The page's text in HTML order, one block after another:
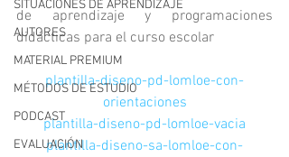
SITUACIONES DE APRENDIZAJE
AUTORES
MATERIAL PREMIUM
MÉTODOS DE ESTUDIO
PODCAST
EVALUACIÓN
de aprendizaje y programaciones
didácticas para el curso escolar
plantilla-diseno-pd-lomloe-con-
orientaciones
plantilla-diseno-pd-lomloe-vacia
plantilla-diseno-sa-lomloe-con-